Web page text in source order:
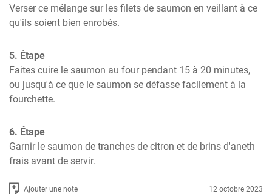
Verser ce mélange sur les filets de saumon en veillant à ce
qu'ils soient bien enrobés.
5. Étape
Faites cuire le saumon au four pendant 15 à 20 minutes,
ou jusqu'à ce que le saumon se défasse facilement à la
fourchette.
6. Étape
Garnir le saumon de tranches de citron et de brins d'aneth
frais avant de servir.
Ajouter une note 12 octobre 2023